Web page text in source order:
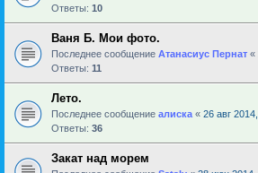
Ответы: 10
Ваня Б. Мои фото.
Последнее сообщение Атанасиус Пернат «
Ответы: 11
Лето.
Последнее сообщение алиска « 26 авг
Ответы: 36
Закат над морем